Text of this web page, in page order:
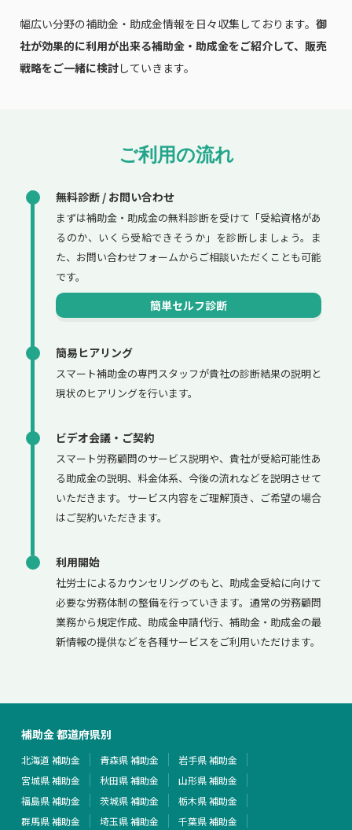
幅広い分野の補助金・助成金情報を日々収集しております。 御
社が効果的に利用が出来る補助金・助成金をご紹介して、販売
戦略をご一緒に検討していきます。
ご利用の流れ
無料診断 / お問い合わせ
まずは補助金・助成金の無料診断を受けて「受給資格があ
るのか、いくら受給できそうか」を診断しましょう。ま
た、お問い合わせフォームからご相談いただくことも可能
です。
簡単セルフ診断
簡易ヒアリング
スマート補助金の専門スタッフが貴社の診断結果の説明と
現状のヒアリングを行います。
ビデオ会議・ご契約
スマート労務顧問のサービス説明や、貴社が受給可能性あ
る助成金の説明、料金体系、今後の流れなどを説明させて
いただきます。サービス内容をご理解頂き、ご希望の場合
はご契約いただきます。
利用開始
社労士によるカウンセリングのもと、助成金受給に向けて
必要な労務体制の整備を行っていきます。通常の労務顧問
業務から規定作成、助成金申請代行、補助金・助成金の最
新情報の提供などを各種サービスをご利用いただけます。
補助金 都道府県別
北海道 補助金 青森県 補助金
岩手県 補助金
宮城県 補助金
秋田県 補助金
山形県 補助金
福島県 補助金
茨城県 補助金
栃木県 補助金
群馬県 補助金
埼玉県 補助金
千葉県 補助金